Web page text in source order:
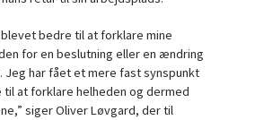
bedre til at forklare mine
for en beslutning eller en ændring
Jeg har fået et mere fast synspunkt
at forklare helheden og dermed
siger Oliver Løvgard, der til